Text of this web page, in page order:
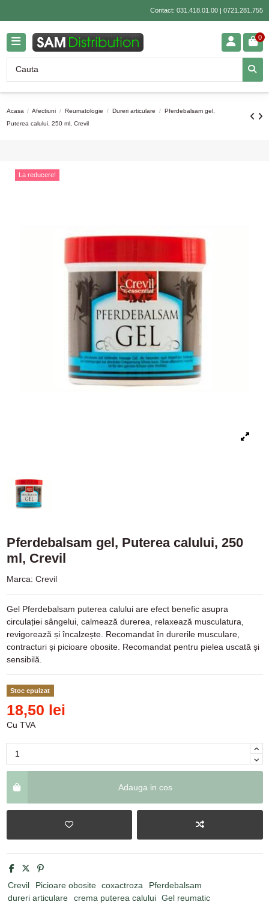
Contact: 031.418.01.00| 0721.281.755
0
Acasa Afectiuni Reumatologie Dureri articulare
Pferdebalsam gel,
Puterea calului, 250 ml, Crevil
La reducere!
Pferdebalsam gel, Puterea calului, 250
ml, Crevil
Marca: Crevil
Gel Pferdebalsam puterea calului are efect benefic asupra
circulației sângelui, calmează durerea, relaxează musculatura,
revigorează și încalzește. Recomandat în durerile musculare,
contracturi și picioare obosite. Recomandat pentru pielea uscată și
sensibilă.
Stoc epuizat
18,50 lei
Cu TVA
Adauga in cos
Crevil Picioare obosite coxactroza
Pferdebalsam
dureri articulare
crema puterea calului Gel reumatic